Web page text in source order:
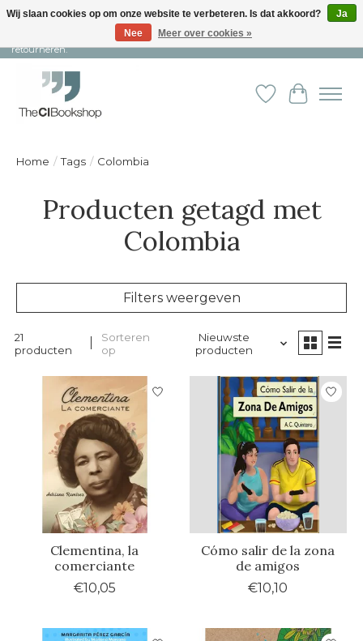
Snelle levering en persoonlijke service ︱ Niet goed? Geld terug! ︱ Gratis
retourneren.
Verlanglijst
Home / Tags / Colombia
Producten getagd met
Colombia
Filters weergeven
21
producten
Sorteren
op
Nieuwste
producten
Clementina, la
comerciante
€10,05
Cómo salir de la zona
de amigos
€10,10
Wij slaan cookies op om onze website te verbeteren. Is dat akkoord?
Ja
Nee
Meer over cookies »